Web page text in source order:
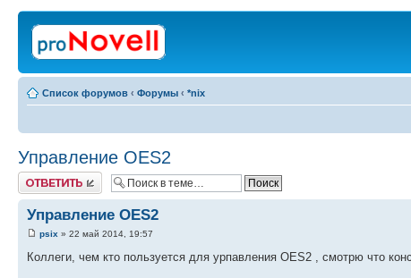
Список форумов ‹ Форумы ‹ *nix
Управление OES2
Ответить
Управление OES2
psix » 22 май 2014, 19:57
Коллеги, чем кто пользуется для урпавления OES2 , смотрю что